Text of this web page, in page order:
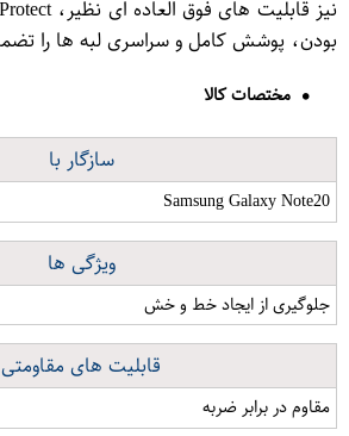
بودن، پوشش کامل و سراسری لبه ها را
مختصات کالا
سازگار با
Samsung Galaxy Note20
ویژگی ها
جلوگیری از ایجاد خط و خش
قابلیت های مقاومتی
مقاوم در برابر ضربه